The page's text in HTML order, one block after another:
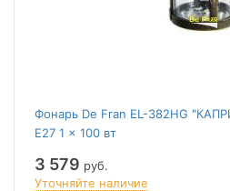
Фонарь De Fran EL-382HG
E27 1 x 100 вт
3 579 руб.
Уточняйте наличие